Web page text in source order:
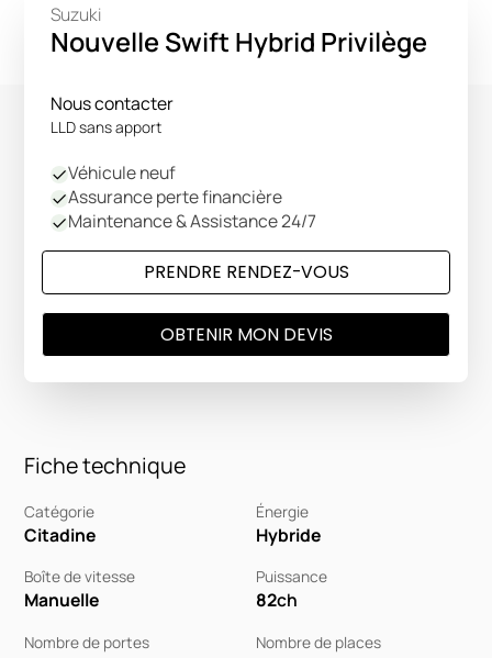
Fiche technique
Catégorie
Citadine
Énergie
Hybride
Boîte de vitesse
Manuelle
Puissance
82ch
Nombre de portes Nombre de places
Suzuki
Nouvelle Swift Hybrid Privilège
Nous contacter
LLD sans apport
Véhicule neuf
Assurance perte financière
Maintenance & Assistance 24/7
PRENDRE RENDEZ-VOUS
OBTENIR MON DEVIS